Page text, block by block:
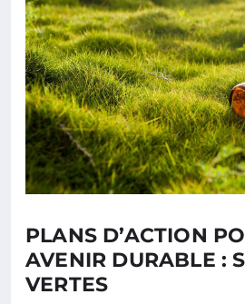
PLANS D’ACTION
AVENIR DURABLE :
VERTES